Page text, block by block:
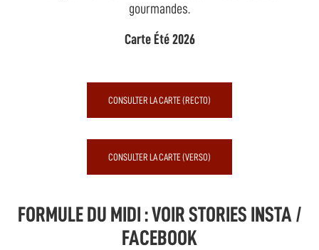
gourmandes.
Carte Été 2026
CONSULTER LA CARTE (RECTO)
CONSULTER LA CARTE (VERSO)
FORMULE DU MIDI : VOIR STORIES INSTA /
FACEBOOK